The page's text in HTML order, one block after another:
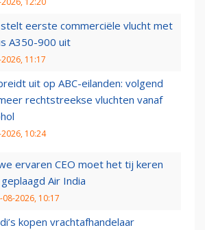
stelt eerste commerciële vlucht met
A350-900 uit
11:17
uit op ABC-eilanden: volgend
rechtstreekse vluchten vanaf
10:24
ervaren CEO moet het tij keren
Air India
08-2026, 10:17
kopen vrachtafhandelaar